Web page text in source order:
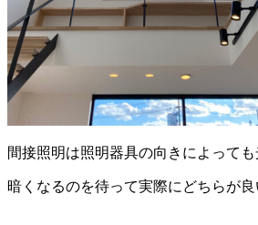
間接照明は照明器具の向きによって
暗くなるのを待って実際にどちらが良